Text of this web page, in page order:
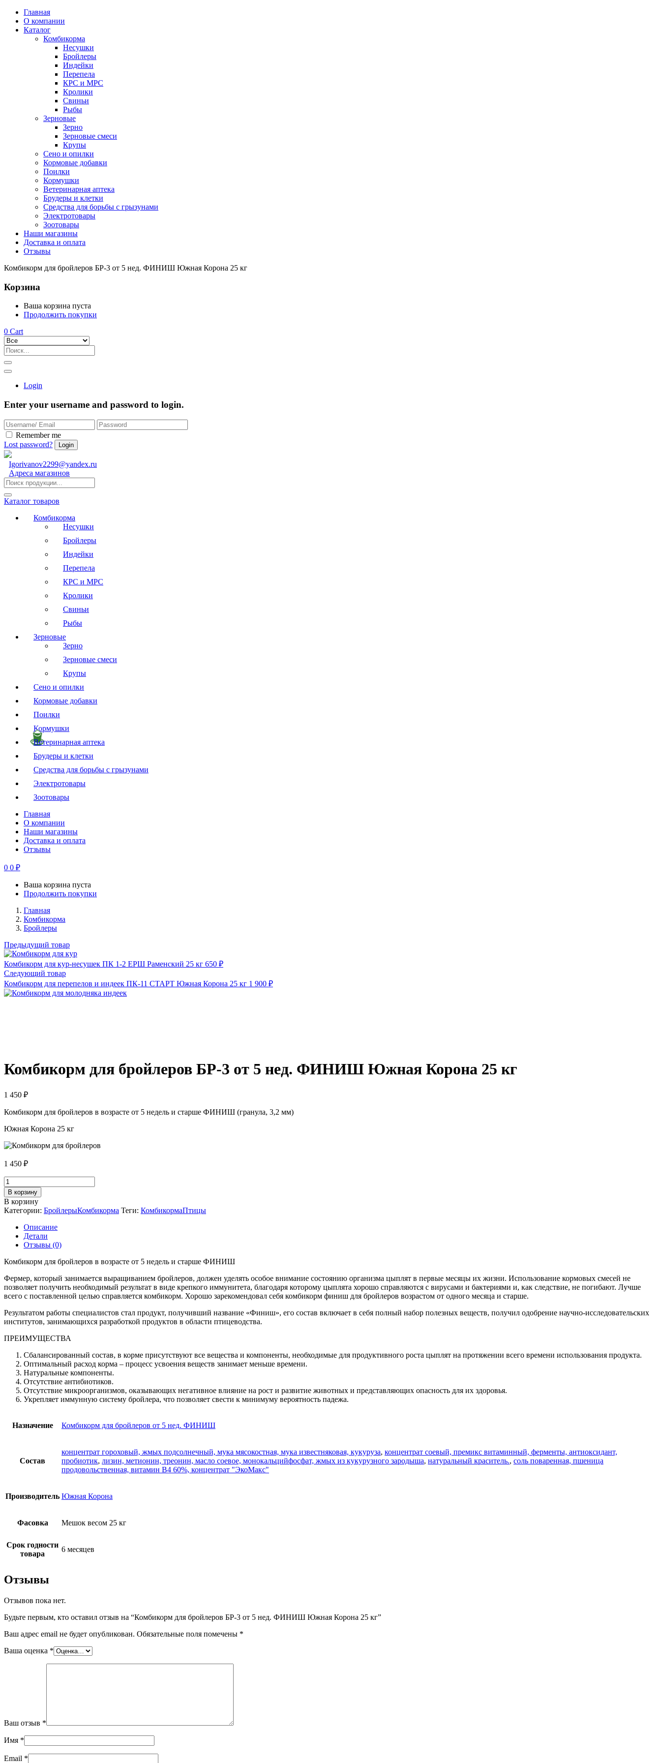
Главная
О компании
Каталог
Комбикорма
Несушки
Бройлеры
Индейки
Перепела
КРС и МРС
Кролики
Свиньи
Рыбы
Зерновые
Зерно
Зерновые смеси
Крупы
Сено и опилки
Кормовые добавки
Поилки
Кормушки
Ветеринарная аптека
Брудеры и клетки
Средства для борьбы с грызунами
Электротовары
Зоотовары
Наши магазины
Доставка и оплата
Отзывы
Комбикорм для бройлеров БР-3 от 5 нед. ФИНИШ Южная Корона 25 кг
Корзина
Ваша корзина пуста
Продолжить покупки
0 Cart
Login
Enter your username and password to login.
Remember me
Lost password?
Igorivanov2299@yandex.ru
Адреса магазинов
Каталог товаров
Комбикорма
Несушки
Бройлеры
Индейки
Перепела
КРС и МРС
Кролики
Свиньи
Рыбы
Зерновые
Зерно
Зерновые смеси
Крупы
Сено и опилки
Кормовые добавки
Поилки
Кормушки
Ветеринарная аптека
Брудеры и клетки
Средства для борьбы с грызунами
Электротовары
Зоотовары
Главная
О компании
Наши магазины
Доставка и оплата
Отзывы
0 0 ₽
Ваша корзина пуста
Продолжить покупки
Главная
Комбикорма
Бройлеры
Предыдущий товар
Комбикорм для кур-несушек ПК 1-2 ЕРШ Раменский 25 кг 650 ₽
Следующий товар
Комбикорм для перепелов и индеек ПК-11 СТАРТ Южная Корона 25 кг 1 900 ₽
Комбикорм для бройлеров БР-3 от 5 нед. ФИНИШ Южная Корона 25 кг
1 450 ₽
Комбикорм для бройлеров в возрасте от 5 недель и старше ФИНИШ (гранула, 3,2 мм)
Южная Корона 25 кг
1 450 ₽
Количество
товара
Комбикорм
для
бройлеров
БР-3
ФИНИШ
Корона
25
кг
В корзину
В корзину
Категории: БройлерыКомбикорма Теги: КомбикормаПтицы
Описание
Детали
Отзывы (0)
Комбикорм для бройлеров в возрасте от 5 недель и старше ФИНИШ
Фермер, который занимается выращиванием бройлеров, должен уделять особое внимание состоянию организма цыплят в первые месяцы их жизни. Использование кормовых смесей не
позволяет получить необходимый результат в виде крепкого иммунитета, благодаря которому цыплята хорошо справляются с вирусами и бактериями и, как следствие, не погибают. Лучше
всего с поставленной целью справляется комбикорм. Хорошо зарекомендовал себя комбикорм финиш для бройлеров возрастом от одного месяца и старше.
Результатом работы специалистов стал продукт, получивший название «Финиш», его состав включает в себя полный набор полезных веществ, получил одобрение научно-исследовательских
институтов, занимающихся разработкой продуктов в области птицеводства.
ПРЕИМУЩЕСТВА
Сбалансированный состав, в корме присутствуют все вещества и компоненты, необходимые для продуктивного роста цыплят на протяжении всего времени использования продукта.
Оптимальный расход корма – процесс усвоения веществ занимает меньше времени.
Натуральные компоненты.
Отсутствие антибиотиков.
Отсутствие микроорганизмов, оказывающих негативное влияние на рост и развитие животных и представляющих опасность для их здоровья.
Укрепляет иммунную систему бройлера, что позволяет свести к минимуму вероятность падежа.
Назначение Комбикорм для бройлеров от 5 нед. ФИНИШ
Состав
концентрат гороховый, жмых подсолнечный, мука мясокостная, мука известняковая, кукуруза, концентрат соевый, премикс витаминный, ферменты, антиоксидант,
пробиотик, лизин, метионин, треонин, масло соевое, монокальцийфосфат, жмых из кукурузного зародыша, натуральный краситель., соль поваренная, пшеница
продовольственная, витамин В4 60%, концентрат "ЭкоМакс"
Производитель Южная Корона
Фасовка Мешок весом 25 кг
Срок годности
товара
6 месяцев
Отзывы
Отзывов пока нет.
Будьте первым, кто оставил отзыв на “Комбикорм для бройлеров БР-3 от 5 нед. ФИНИШ Южная Корона 25 кг”
Ваш адрес email не будет опубликован. Обязательные поля помечены *
Ваша оценка *
Ваш отзыв *
Имя *
Email *